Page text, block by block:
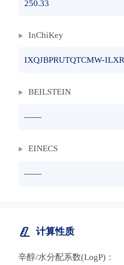
250.33
InChiKey
IXQJBPRUTQTCMW-
BEILSTEIN
——
EINECS
——
计算性质
辛醇/水分配系数(LogP)：